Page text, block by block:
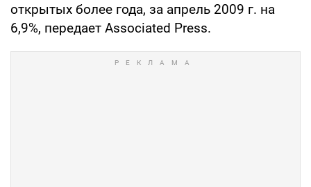
открытых более года, за апрель 2009 г. на
6,9%, передает Associated Press.